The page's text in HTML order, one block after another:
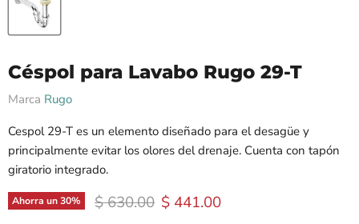
Céspol para Lavabo Rugo 29-T
Marca Rugo
Cespol 29-T es un elemento diseñado para el desagüe y
principalmente evitar los olores del drenaje. Cuenta con tapón
giratorio integrado.
Ahorra un30% Precio original
$ 630.00 Precio actual
$ 441.00